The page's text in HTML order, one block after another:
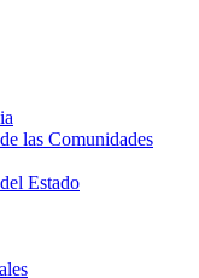
las Comunidades
Estado